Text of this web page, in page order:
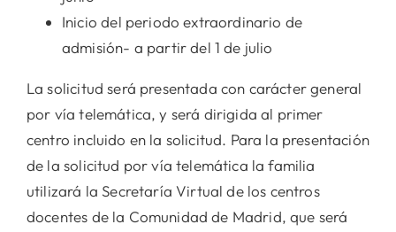
Inicio del periodo extraordinario de
admisión- a partir del 1 de julio
La solicitud será presentada con carácter general
por vía telemática, y será dirigida al primer
centro incluido en la solicitud. Para la presentación
de la solicitud por vía telemática la familia
utilizará la Secretaría Virtual de los centros
docentes de la Comunidad de Madrid, que será